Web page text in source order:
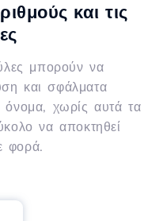
και τις
μπορούν να
και σφάλματα
χωρίς αυτά τα
να αποκτηθεί
φορά.